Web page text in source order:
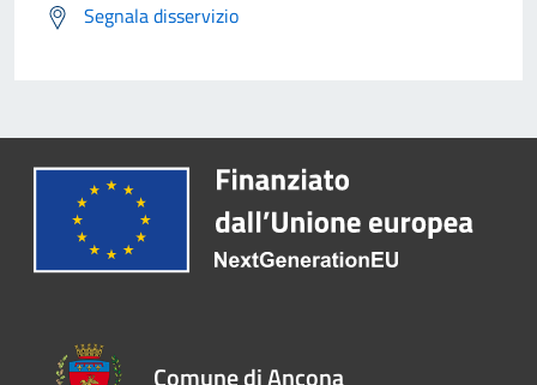
Segnala disservizio
Comune di Ancona